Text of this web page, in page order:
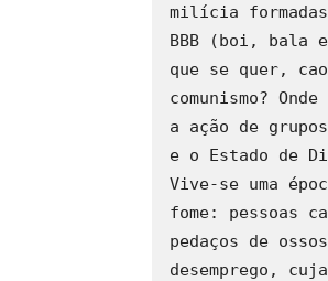
milícia formadas
BBB (boi, bala
que se quer,
comunismo?
a ação de
e o Estado de
Vive-se uma
fome: pessoas
pedaços de
desemprego,